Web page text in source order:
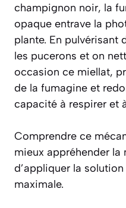
champignon noir, la
opaque entrave la
plante. En pulvérisant
les pucerons et on
occasion ce miellat,
de la fumagine et
capacité à respirer et
Comprendre ce
mieux appréhender la
d’appliquer la
maximale.